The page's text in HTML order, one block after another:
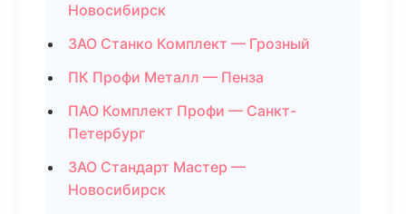
Новосибирск
ЗАО Станко Комплект — Грозный
ПК Профи Металл — Пенза
ПАО Комплект Профи — Санкт-
Петербург
ЗАО Стандарт Мастер —
Новосибирск